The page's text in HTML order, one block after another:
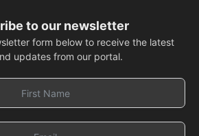
to our newsletter
form below to receive the latest
updates from our portal.